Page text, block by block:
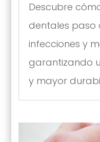
Descubre
dentales
infecciones y
garantizando
y mayor